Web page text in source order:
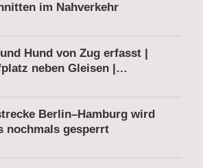
im Nahverkehr
Hund von Zug erfasst |
neben Gleisen |
Berlin–Hamburg wird
nochmals gesperrt